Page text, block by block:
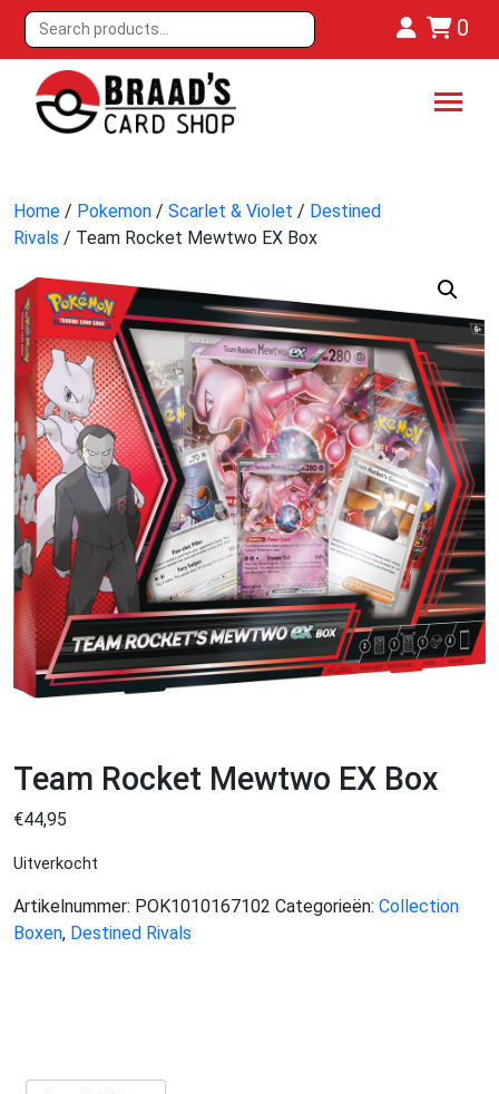
0
Home / Pokemon / Scarlet & Violet / Destined
Rivals / Team Rocket Mewtwo EX Box
Team Rocket Mewtwo EX Box
€44,95
Uitverkocht
Artikelnummer: POK1010167102 Categorieën: Collection
Boxen, Destined Rivals